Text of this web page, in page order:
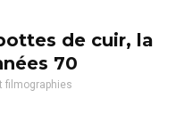
de cuir, la
70
filmographies